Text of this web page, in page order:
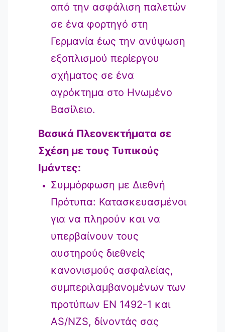
από την ασφάλιση παλετών
σε ένα φορτηγό στη
Γερμανία έως την ανύψωση
εξοπλισμού περίεργου
σχήματος σε ένα
αγρόκτημα στο Ηνωμένο
Βασίλειο.
Βασικά Πλεονεκτήματα σε
Σχέση με τους Τυπικούς
Ιμάντες:
Συμμόρφωση με Διεθνή
Πρότυπα: Κατασκευασμένοι
για να πληρούν και να
υπερβαίνουν τους
αυστηρούς διεθνείς
κανονισμούς ασφαλείας,
συμπεριλαμβανομένων των
προτύπων EN 1492-1 και
AS/NZS, δίνοντάς σας